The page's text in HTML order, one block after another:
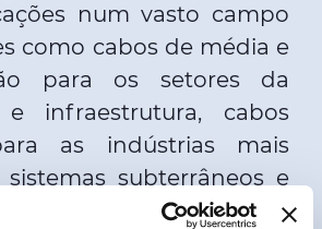
num vasto campo
como cabos de média e
para os setores da
e infraestrutura, cabos
as indústrias mais
sistemas subterrâneos e
Sempre com os mais